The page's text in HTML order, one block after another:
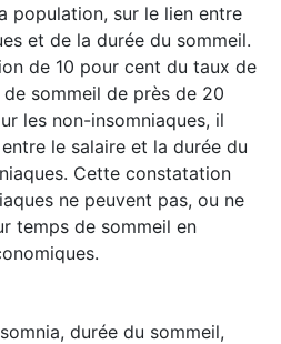
population, sur le lien entre
et de la durée du sommeil.
de 10 pour cent du taux de
sommeil de près de 20
les non-insomniaques, il
le salaire et la durée du
Cette constatation
ne peuvent pas, ou ne
temps de sommeil en
, durée du sommeil,